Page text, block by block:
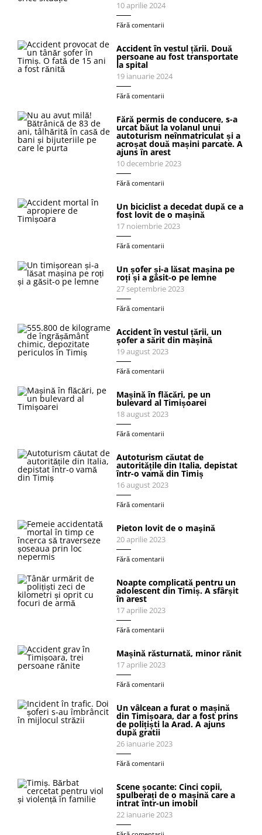
10 aprilie 2024
Fără comentarii
Accident în vestul țării. Două
persoane au fost transportate
la spital
19 ianuarie 2024
Fără comentarii
Fără permis de conducere, s-a
urcat băut la volanul unui
autoturism neînmatriculat și a
acroșat două mașini parcate. A
ajuns în arest
10 decembrie 2023
Fără comentarii
Un biciclist a decedat după ce a
fost lovit de o mașină
17 noiembrie 2023
Fără comentarii
Un șofer și-a lăsat mașina pe
roți și a găsit-o pe lemne
27 septembrie 2023
Fără comentarii
Accident în vestul țării, un
șofer a sărit din mașină
19 august 2023
Fără comentarii
Mașină în flăcări, pe un
bulevard al Timișoarei
18 august 2023
Fără comentarii
Autoturism căutat de
autoritățile din Italia, depistat
într-o vamă din Timiș
16 august 2023
Fără comentarii
Pieton lovit de o maşină
20 aprilie 2023
Fără comentarii
Noapte complicată pentru un
adolescent din Timiș. A sfârșit
în arest
17 aprilie 2023
Fără comentarii
Mașină răsturnată, minor rănit
17 aprilie 2023
Fără comentarii
Un vâlcean a furat o mașină
din Timișoara, dar a fost prins
de polițiști la Arad. A ajuns
după gratii
26 ianuarie 2023
Fără comentarii
Scene șocante: Cinci copii,
spulberați de o mașină care a
intrat într-un imobil
22 ianuarie 2023